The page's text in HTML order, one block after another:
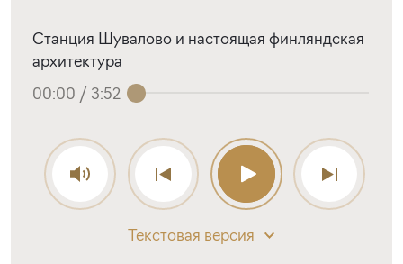
Станция Шувалово и настоящая финляндская
архитектура
00:00 / 3:52
Текстовая версия